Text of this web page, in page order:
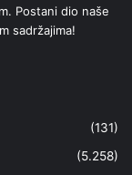
Postani dio naše
sadržajima!
(131)
(5.258)